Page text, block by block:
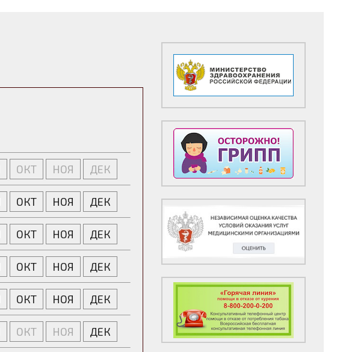
ОКТ НОЯ ДЕК
ОКТ НОЯ ДЕК
ОКТ НОЯ ДЕК
ОКТ НОЯ ДЕК
ОКТ НОЯ ДЕК
ОКТ НОЯ ДЕК